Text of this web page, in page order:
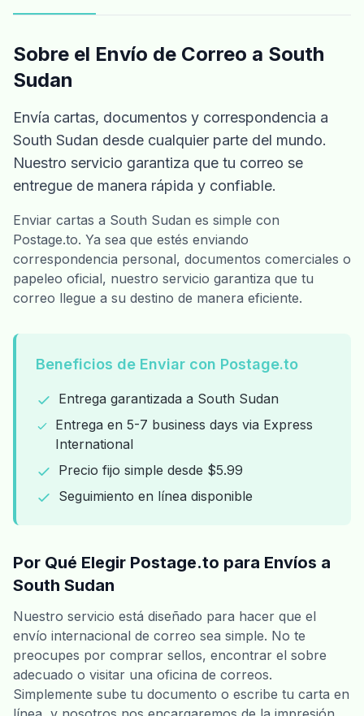
Sobre el Envío de Correo a South
Sudan
Envía cartas, documentos y correspondencia a
South Sudan desde cualquier parte del mundo.
Nuestro servicio garantiza que tu correo se
entregue de manera rápida y confiable.
Enviar cartas a South Sudan es simple con
Postage.to. Ya sea que estés enviando
correspondencia personal, documentos comerciales o
papeleo oficial, nuestro servicio garantiza que tu
correo llegue a su destino de manera eficiente.
Beneficios de Enviar con Postage.to
Entrega garantizada a South Sudan
Entrega en 5-7 business days via Express
International
Precio fijo simple desde $5.99
Seguimiento en línea disponible
Por Qué Elegir Postage.to para Envíos a
South Sudan
Nuestro servicio está diseñado para hacer que el
envío internacional de correo sea simple. No te
preocupes por comprar sellos, encontrar el sobre
adecuado o visitar una oficina de correos.
Simplemente sube tu documento o escribe tu carta en